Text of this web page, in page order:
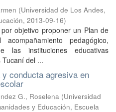
(Universidad de Los Andes,
, 2013-09-16)
objetivo proponer un Plan de
pedagógico,
instituciones educativas
del ...
conducta agresiva en
G., Roselena (Universidad
y Educación, Escuela